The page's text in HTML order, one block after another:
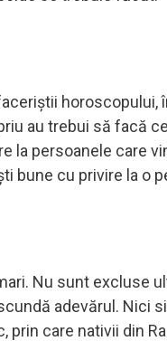
au trebui să facă
la persoanele care
bune cu privire la o
Nu sunt excluse
adevărul. Nici
prin care nativii din